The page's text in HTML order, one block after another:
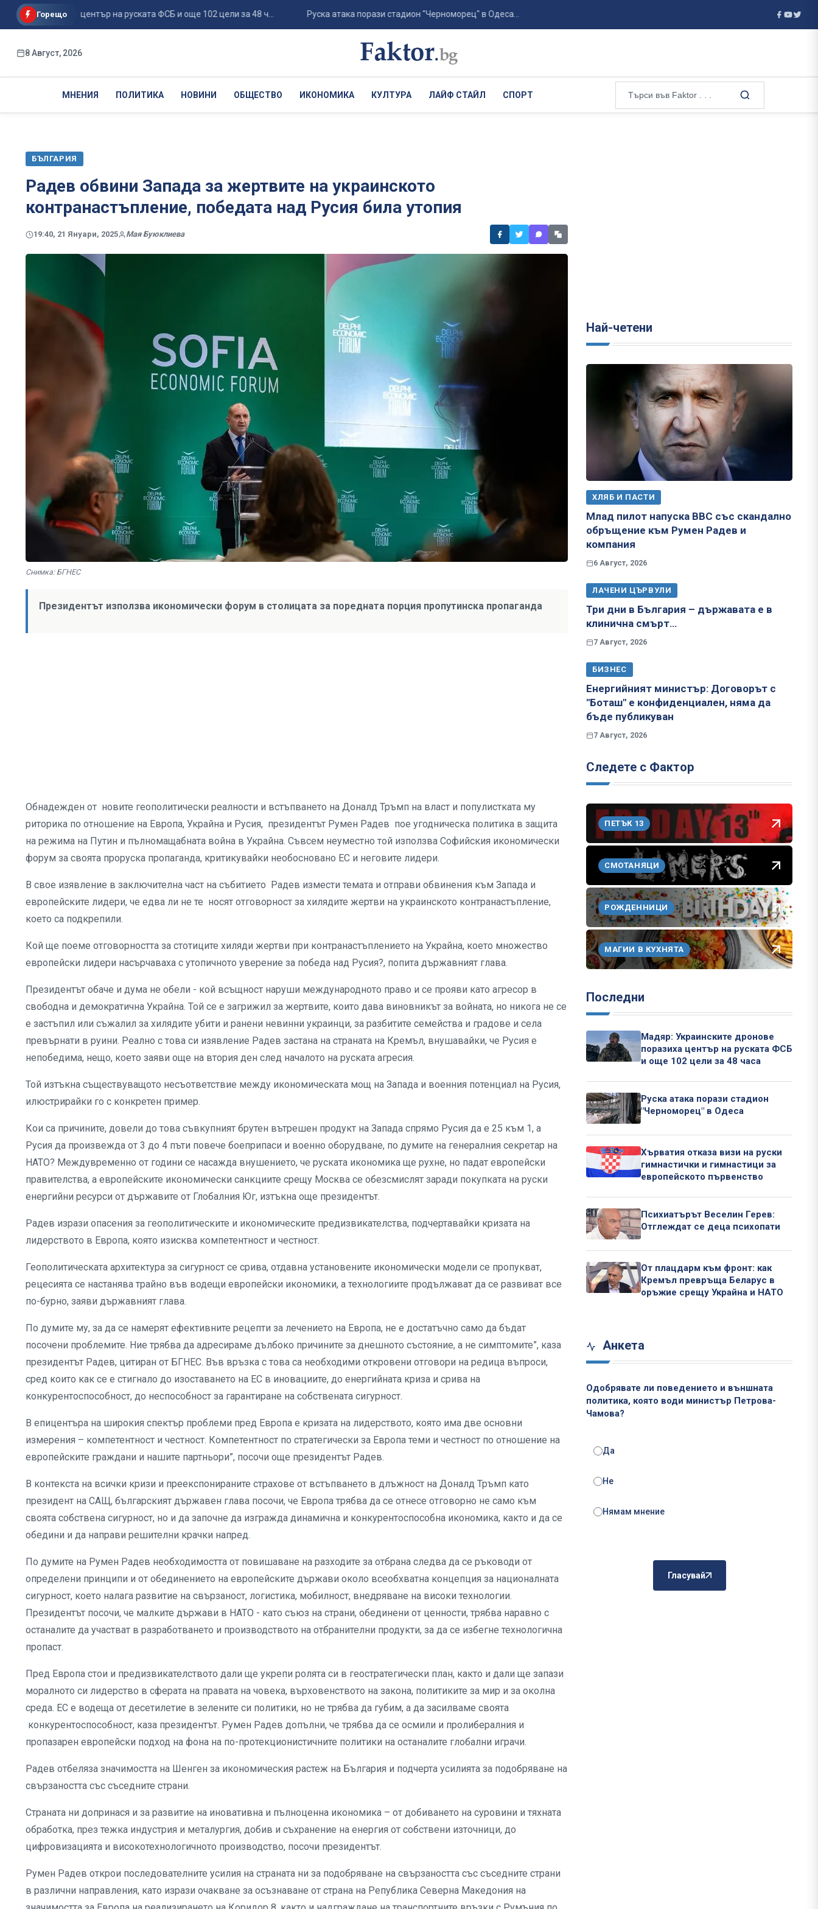
Горещо
поразиха център на руската ФСБ и още 102 цели за 48 ч... Руска атака порази стадион "Черноморец" в Одеса... Хърватия отказа визи на руски гимнастички и гимнастици за
8 Август, 2026
МНЕНИЯ ПОЛИТИКА НОВИНИ ОБЩЕСТВО ИКОНОМИКА КУЛТУРА ЛАЙФ СТАЙЛ СПОРТ
БЪЛГАРИЯ
Радев обвини Запада за жертвите на украинското
контранастъпление, победата над Русия била утопия
19:40, 21 Януари, 2025 Мая Буюклиева
Снимка: БГНЕС
Президентът използва икономически форум в столицата за поредната порция пропутинска пропаганда
Обнадежден от новите геополитически реалности и встъпването на Доналд Тръмп на власт и популистката му
риторика по отношение на Европа, Украйна и Русия, президентът Румен Радев пое угодническа политика в защита
на режима на Путин и пълномащабната война в Украйна. Съвсем неуместно той използва Софийския икономически
форум за своята проруска пропаганда, критикувайки необосновано ЕС и неговите лидери.
В свое изявление в заключителна част на събитието Радев измести темата и отправи обвинения към Запада и
европейските лидери, че едва ли не те носят отговорност за хилядите жертви на украинското контранастъпление,
което са подкрепили.
Кой ще поеме отговорността за стотиците хиляди жертви при контранастъплението на Украйна, което множество
европейски лидери насърчаваха с утопичното уверение за победа над Русия?, попита държавният глава.
Президентът обаче и дума не обели - кой всъщност наруши международното право и се прояви като агресор в
свободна и демократична Украйна. Той се е загрижил за жертвите, които дава виновникът за войната, но никога не се
е застъпил или съжалил за хилядите убити и ранени невинни украинци, за разбитите семейства и градове и села
превърнати в руини. Реално с това си изявление Радев застана на страната на Кремъл, внушавайки, че Русия е
непобедима, нещо, което заяви още на втория ден след началото на руската агресия.
Той изтъкна съществуващото несъответствие между икономическата мощ на Запада и военния потенциал на Русия,
илюстрирайки го с конкретен пример.
Кои са причините, довели до това съвкупният брутен вътрешен продукт на Запада спрямо Русия да е 25 към 1, а
Русия да произвежда от 3 до 4 пъти повече боеприпаси и военно оборудване, по думите на генералния секретар на
НАТО? Междувременно от години се насажда внушението, че руската икономика ще рухне, но падат европейски
правителства, а европейските икономически санкциите срещу Москва се обезсмислят заради покупката на руски
енергийни ресурси от държавите от Глобалния Юг, изтъкна още президентът.
Радев изрази опасения за геополитическите и икономическите предизвикателства, подчертавайки кризата на
лидерството в Европа, която изисква компетентност и честност.
Геополитическата архитектура за сигурност се срива, отдавна установените икономически модели се пропукват,
рецесията се настанява трайно във водещи европейски икономики, а технологиите продължават да се развиват все
по-бурно, заяви държавният глава.
По думите му, за да се намерят ефективните рецепти за лечението на Европа, не е достатъчно само да бъдат
посочени проблемите. Ние трябва да адресираме дълбоко причините за днешното състояние, а не симптомите”, каза
президентът Радев, цитиран от БГНЕС. Във връзка с това са необходими откровени отговори на редица въпроси,
сред които как се е стигнало до изоставането на ЕС в иновациите, до енергийната криза и срива на
конкурентоспособност, до неспособност за гарантиране на собствената сигурност.
В епицентъра на широкия спектър проблеми пред Европа е кризата на лидерството, която има две основни
измерения – компетентност и честност. Компетентност по стратегически за Европа теми и честност по отношение на
европейските граждани и нашите партньори”, посочи още президентът Радев.
В контекста на всички кризи и преекспонираните страхове от встъпването в длъжност на Доналд Тръмп като
президент на САЩ, българският държавен глава посочи, че Европа трябва да се отнесе отговорно не само към
своята собствена сигурност, но и да започне да изгражда динамична и конкурентоспособна икономика, както и да се
обедини и да направи решителни крачки напред.
По думите на Румен Радев необходимостта от повишаване на разходите за отбрана следва да се ръководи от
определени принципи и от обединението на европейските държави около всеобхватна концепция за националната
сигурност, което налага развитие на свързаност, логистика, мобилност, внедряване на високи технологии.
Президентът посочи, че малките държави в НАТО - като съюз на страни, обединени от ценности, трябва наравно с
останалите да участват в разработването и производството на отбранителни продукти, за да се избегне технологична
пропаст.
Пред Европа стои и предизвикателството дали ще укрепи ролята си в геостратегически план, както и дали ще запази
моралното си лидерство в сферата на правата на човека, върховенството на закона, политиките за мир и за околна
среда. ЕС е водеща от десетилетие в зелените си политики, но не трябва да губим, а да засилваме своята
конкурентоспособност, каза президентът. Румен Радев допълни, че трябва да се осмили и пролибералния и
пропазарен европейски подход на фона на по-протекционистичните политики на останалите глобални играчи.
Радев отбеляза значимостта на Шенген за икономическия растеж на България и подчерта усилията за подобряване на
свързаността със съседните страни.
Страната ни допринася и за развитие на иновативна и пълноценна икономика – от добиването на суровини и тяхната
обработка, през тежка индустрия и металургия, добив и съхранение на енергия от собствени източници, до
цифровизацията и високотехнологичното производство, посочи президентът.
Румен Радев открои последователните усилия на страната ни за подобряване на свързаността със съседните страни
в различни направления, като изрази очакване за осъзнаване от страна на Република Северна Македония на
Най-четени
ХЛЯБ И ПАСТИ
Млад пилот напуска ВВС със скандално
обръщение към Румен Радев и
компания
6 Август, 2026
ЛАЧЕНИ ЦЪРВУЛИ
Три дни в България – държавата е в
клинична смърт…
7 Август, 2026
БИЗНЕС
Енергийният министър: Договорът с
"Боташ" е конфиденциален, няма да
бъде публикуван
7 Август, 2026
Следете с Фактор
ПЕТЪК 13
СМОТАНЯЦИ
РОЖДЕННИЦИ
МАГИИ В КУХНЯТА
Последни
Мадяр: Украинските дронове
поразиха център на руската ФСБ
и още 102 цели за 48 часа
Руска атака порази стадион
"Черноморец" в Одеса
Хърватия отказа визи на руски
гимнастички и гимнастици за
европейското първенство
Психиатърът Веселин Герев:
Отглеждат се деца психопати
От плацдарм към фронт: как
Кремъл превръща Беларус в
оръжие срещу Украйна и НАТО
Анкета
Одобрявате ли поведението и външната
политика, която води министър Петрова-
Чамова?
Да
Не
Нямам мнение
Гласувай